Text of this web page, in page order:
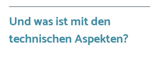
Und was ist mit den
technischen Aspekten?